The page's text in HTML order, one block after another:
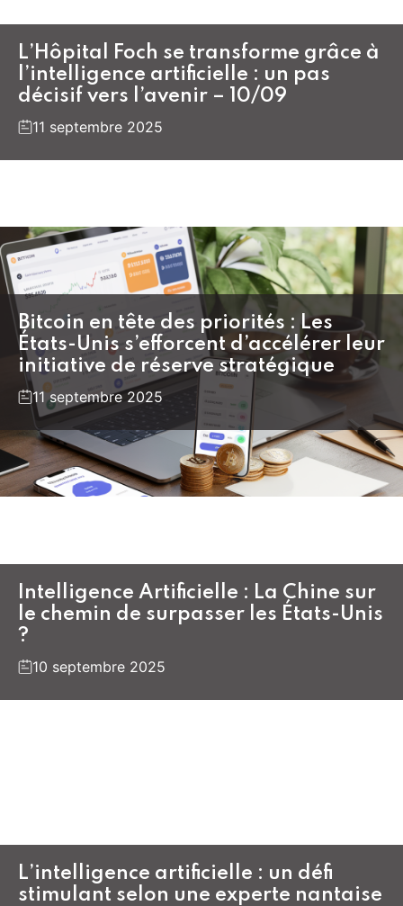
L’Hôpital Foch se transforme grâce à
l’intelligence artificielle : un pas
décisif vers l’avenir – 10/09
11 septembre 2025
Bitcoin en tête des priorités : Les
États-Unis s’efforcent d’accélérer leur
initiative de réserve stratégique
11 septembre 2025
Intelligence Artificielle : La Chine sur
le chemin de surpasser les États-Unis
?
10 septembre 2025
L’intelligence artificielle : un défi
stimulant selon une experte nantaise